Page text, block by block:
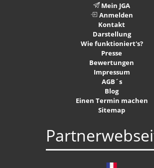
Mein JGA
Anmelden
Kontakt
Darstellung
Wie funktioniert's?
Presse
Bewertungen
Impressum
AGB´s
Blog
Einen Termin machen
Sitemap